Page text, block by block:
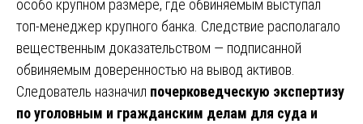
особо крупном размере, где обвиняемым выступал
топ-менеджер крупного банка. Следствие располагало
вещественным доказательством — подписанной
обвиняемым доверенностью на вывод активов.
Следователь назначил почерковедческую экспертизу
по уголовным и гражданским делам для суда и